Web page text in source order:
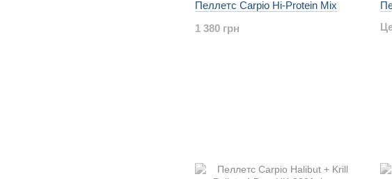
Пеллетс Carpio Hi-Protein Mix
1 380 грн